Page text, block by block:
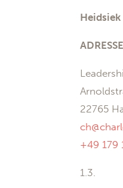
ADRESSE
22765
+49 179
1.3.